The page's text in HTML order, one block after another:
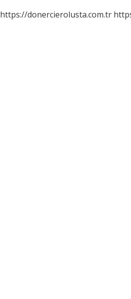
https://donercierolusta.com.tr